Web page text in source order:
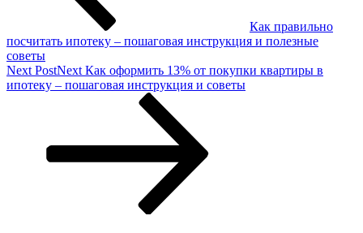
Как правильно
посчитать ипотеку – пошаговая инструкция и полезные
советы
Next PostNext Как оформить 13% от покупки квартиры в
ипотеку – пошаговая инструкция и советы